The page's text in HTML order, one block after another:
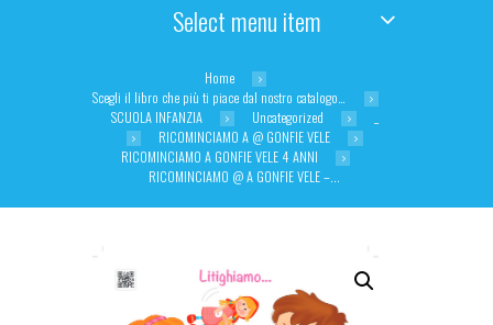
Select menu item
Home
Scegli il libro che più ti piace dal nostro catalogo…
SCUOLA INFANZIA
Uncategorized
RICOMINCIAMO A @ GONFIE VELE
RICOMINCIAMO A GONFIE VELE 4 ANNI
RICOMINCIAMO @ A GONFIE VELE –...